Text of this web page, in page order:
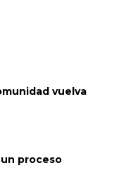
vuelva
proceso